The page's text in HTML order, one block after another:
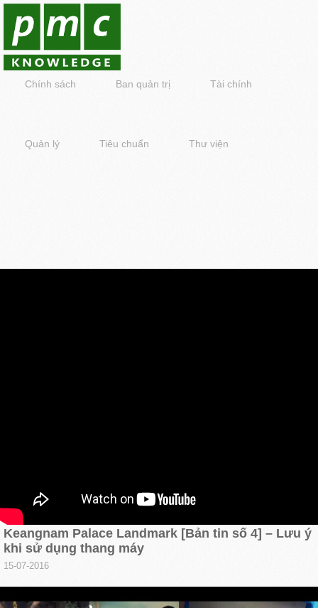
Chính sách Ban quản trị Tài chính
Quản lý Tiêu chuẩn Thư viện
Keangnam Palace Landmark [Bản tin số 4] – Lưu ý
khi sử dụng thang máy
15-07-2016